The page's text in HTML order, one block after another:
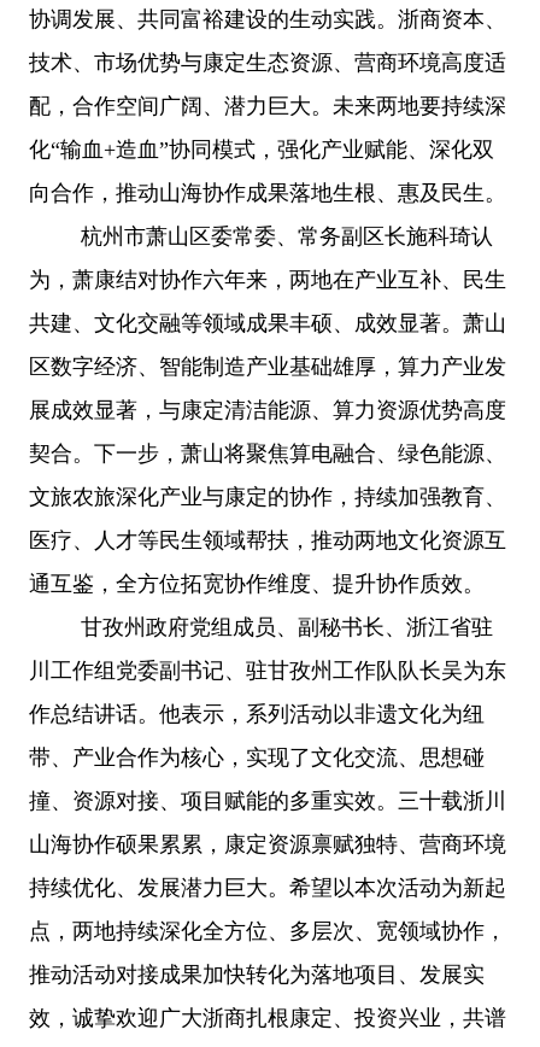
协调发展、共同富裕建设的生动实践。浙商资本、
技术、市场优势与康定生态资源、营商环境高度适
配，合作空间广阔、潜力巨大。未来两地要持续深
化“输血+造血”协同模式，强化产业赋能、深化双
向合作，推动山海协作成果落地生根、惠及民生。
杭州市萧山区委常委、常务副区长施科琦认
为，萧康结对协作六年来，两地在产业互补、民生
共建、文化交融等领域成果丰硕、成效显著。萧山
区数字经济、智能制造产业基础雄厚，算力产业发
展成效显著，与康定清洁能源、算力资源优势高度
契合。下一步，萧山将聚焦算电融合、绿色能源、
文旅农旅深化产业与康定的协作，持续加强教育、
医疗、人才等民生领域帮扶，推动两地文化资源互
通互鉴，全方位拓宽协作维度、提升协作质效。
甘孜州政府党组成员、副秘书长、浙江省驻
川工作组党委副书记、驻甘孜州工作队队长吴为东
作总结讲话。他表示，系列活动以非遗文化为纽
带、产业合作为核心，实现了文化交流、思想碰
撞、资源对接、项目赋能的多重实效。三十载浙川
山海协作硕果累累，康定资源禀赋独特、营商环境
持续优化、发展潜力巨大。希望以本次活动为新起
点，两地持续深化全方位、多层次、宽领域协作，
推动活动对接成果加快转化为落地项目、发展实
效，诚挚欢迎广大浙商扎根康定、投资兴业，共谱